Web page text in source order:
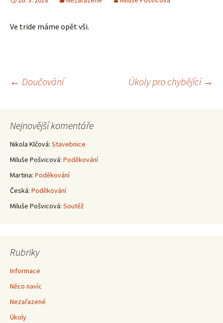
Ve tride máme opět vši.
Navigace
pro
příspěvky
← Doučování Úkoly pro chybějící →
Nejnovější komentáře
Nikola Klčová: Stavebnice
Miluše Pošvicová: Poděkování
Martina: Poděkování
Česká: Poděkování
Miluše Pošvicová: Soutěž
Rubriky
Informace
Něco navíc
Nezařazené
Úkoly